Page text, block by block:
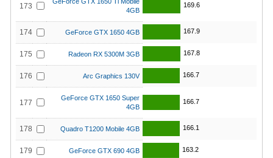
173
4GB
169.6
174 GeForce GTX 1650 4GB 167.9
175 Radeon RX 5300M 3GB 167.8
176 Arc Graphics 130V 166.7
177
GeForce GTX 1650 Super
4GB
166.7
178 Quadro T1200 Mobile 4GB 166.1
179 GeForce GTX 690 4GB 163.2